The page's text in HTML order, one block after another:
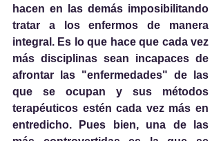
hacen en las demás imposibilitando
tratar a los enfermos de manera
integral. Es lo que hace que cada vez
más disciplinas sean incapaces de
afrontar las "enfermedades" de las
que se ocupan y sus métodos
terapéuticos estén cada vez más en
entredicho. Pues bien, una de las